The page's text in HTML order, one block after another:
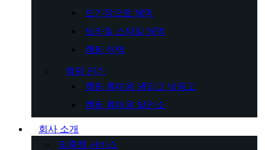
모기장으로 해먹
브라질 스타일 해먹
캠핑 해먹
캠핑 전기
캠핑 휴대용 냉장고 냉동고
캠핑 휴대용 발전소
회사 소개
맞춤형 서비스